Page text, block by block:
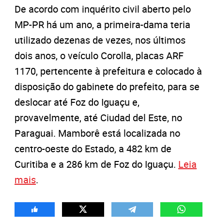
De acordo com inquérito civil aberto pelo
MP-PR há um ano, a primeira-dama teria
utilizado dezenas de vezes, nos últimos
dois anos, o veículo Corolla, placas ARF
1170, pertencente à prefeitura e colocado à
disposição do gabinete do prefeito, para se
deslocar até Foz do Iguaçu e,
provavelmente, até Ciudad del Este, no
Paraguai. Mamborê está localizada no
centro-oeste do Estado, a 482 km de
Curitiba e a 286 km de Foz do Iguaçu. Leia
mais.